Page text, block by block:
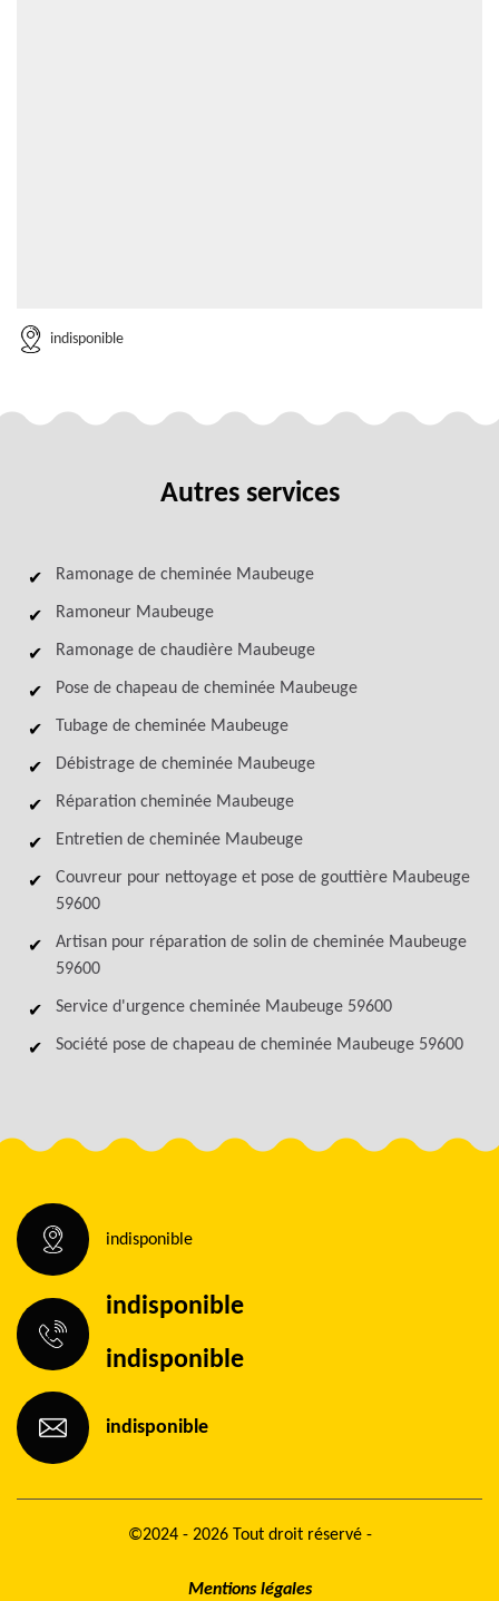
indisponible
Autres services
Ramonage de cheminée Maubeuge
Ramoneur Maubeuge
Ramonage de chaudière Maubeuge
Pose de chapeau de cheminée Maubeuge
Tubage de cheminée Maubeuge
Débistrage de cheminée Maubeuge
Réparation cheminée Maubeuge
Entretien de cheminée Maubeuge
Couvreur pour nettoyage et pose de gouttière Maubeuge
59600
Artisan pour réparation de solin de cheminée Maubeuge
59600
Service d'urgence cheminée Maubeuge 59600
Société pose de chapeau de cheminée Maubeuge 59600
indisponible
indisponible
indisponible
indisponible
©2024 - 2026 Tout droit réservé -
Mentions légales